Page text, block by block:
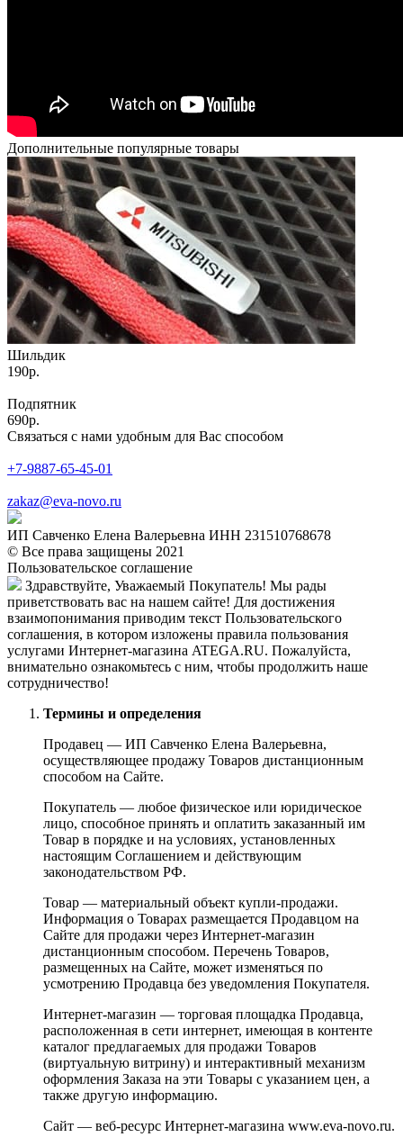
Дополнительные популярные товары
Шильдик
190р.
Подпятник
690р.
Связаться с нами удобным для Вас способом
+7-9887-65-45-01
zakaz@eva-novo.ru
ИП Савченко Елена Валерьевна ИНН 231510768678
© Все права защищены 2021
Пользовательское соглашение
Здравствуйте, Уважаемый Покупатель! Мы рады
приветствовать вас на нашем сайте! Для достижения
взаимопонимания приводим текст Пользовательского
соглашения, в котором изложены правила пользования
услугами Интернет-магазина ATEGA.RU. Пожалуйста,
внимательно ознакомьтесь с ним, чтобы продолжить наше
сотрудничество!
Термины и определения
Продавец — ИП Савченко Елена Валерьевна,
осуществляющее продажу Товаров дистанционным
способом на Сайте.
Покупатель — любое физическое или юридическое
лицо, способное принять и оплатить заказанный им
Товар в порядке и на условиях, установленных
настоящим Соглашением и действующим
законодательством РФ.
Товар — материальный объект купли-продажи.
Информация о Товарах размещается Продавцом на
Сайте для продажи через Интернет-магазин
дистанционным способом. Перечень Товаров,
размещенных на Сайте, может изменяться по
усмотрению Продавца без уведомления Покупателя.
Интернет-магазин — торговая площадка Продавца,
расположенная в сети интернет, имеющая в контенте
каталог предлагаемых для продажи Товаров
(виртуальную витрину) и интерактивный механизм
оформления Заказа на эти Товары с указанием цен, а
также другую информацию.
Сайт — веб-ресурс Интернет-магазина www.eva-novo.ru.